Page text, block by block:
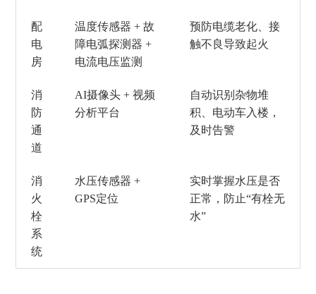
配
电
房
温度传感器 + 故
障电弧探测器 +
电流电压监测
预防电缆老化、接
触不良导致起火
消
防
通
道
AI摄像头 + 视频
分析平台
自动识别杂物堆
积、电动车入楼，
及时告警
消
火
栓
系
统
水压传感器 +
GPS定位
实时掌握水压是否
正常，防止“有栓无
水”